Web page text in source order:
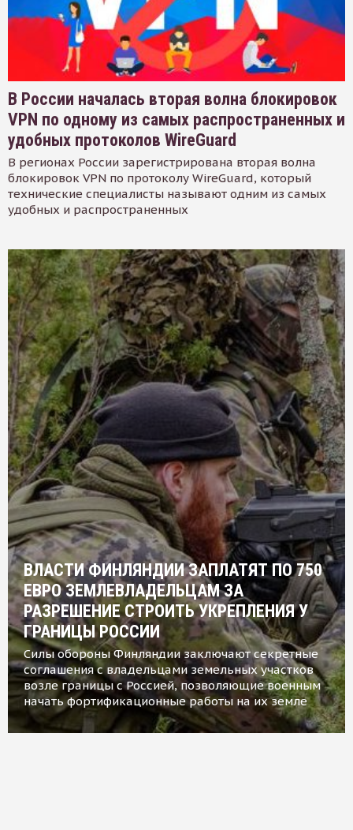
В России началась вторая волна блокировок
VPN по одному из самых распространенных и
удобных протоколов WireGuard
В регионах России зарегистрирована вторая волна
блокировок VPN по протоколу WireGuard, который
технические специалисты называют одним из самых
удобных и распространенных
ВЛАСТИ ФИНЛЯНДИИ ЗАПЛАТЯТ ПО 750
ЕВРО ЗЕМЛЕВЛАДЕЛЬЦАМ ЗА
РАЗРЕШЕНИЕ СТРОИТЬ УКРЕПЛЕНИЯ У
ГРАНИЦЫ РОССИИ
Силы обороны Финляндии заключают секретные
соглашения с владельцами земельных участков
возле границы с Россией, позволяющие военным
начать фортификационные работы на их земле